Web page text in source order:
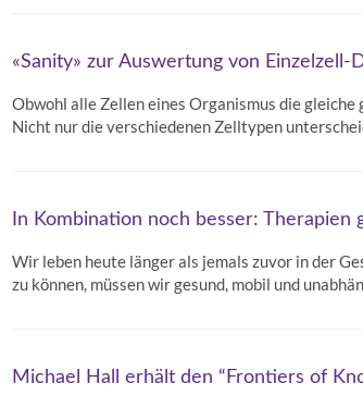
«Sanity» zur Auswertung von Einzelzell-
Obwohl alle Zellen eines Organismus die
Nicht nur die verschiedenen Zelltypen
In Kombination noch besser: Therapien
Wir leben heute länger als jemals zuvor in der
zu können, müssen wir gesund, mobil und
Michael Hall erhält den “Frontiers of